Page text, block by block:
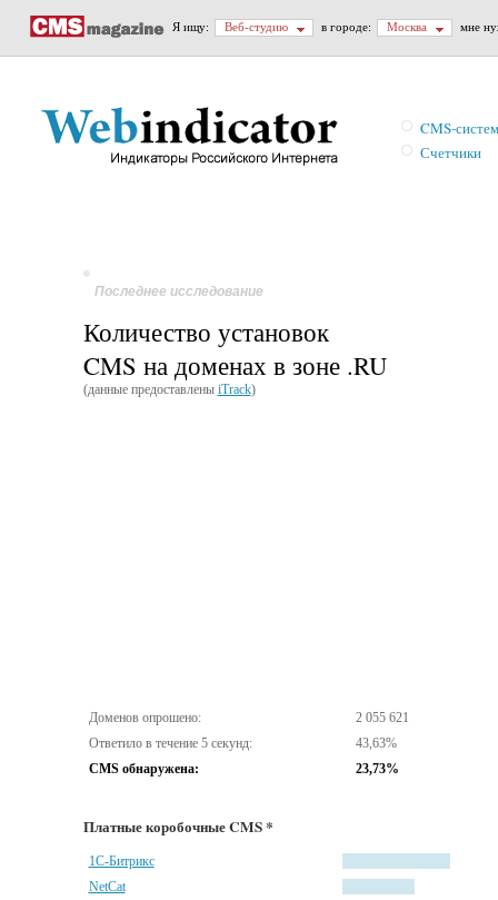
Я ищу: Веб-студию в городе: Москва мне
CMS-
Счетчики
Последнее исследование
Количество установок
CMS на доменах в зоне .RU
(данные предоставлены iTrack)
Доменов опрошено:
2 055 621
Ответило в течение 5 секунд:
43,63%
CMS обнаружена:
23,73%
Платные коробочные CMS *
1С-Битрикс
NetCat